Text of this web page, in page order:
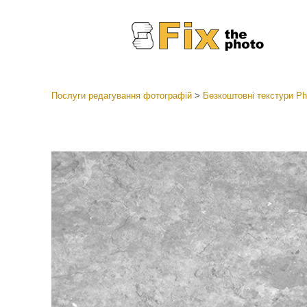
Послуги редагування фотографій> Безкоштовні текстури